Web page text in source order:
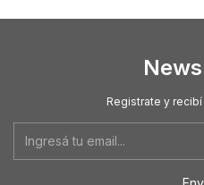
Registrate y